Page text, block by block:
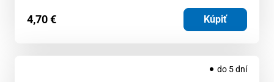
4,70€ Kúpiť
do 5 dní